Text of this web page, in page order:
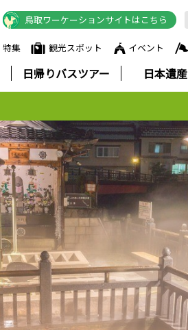
特集 観光スポット イベント
鳥取ワーケーションサイトはこちら
日帰りバスツアー 日本遺産